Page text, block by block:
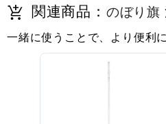
関連商品： のぼり旗
一緒に使うことで、より便利